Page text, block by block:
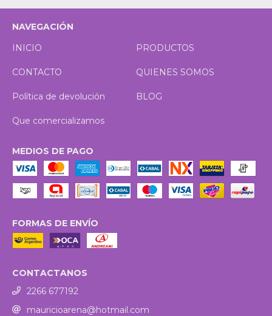
NAVEGACIÓN
INICIO
PRODUCTOS
CONTACTO QUIENES SOMOS
Política de devolución BLOG
Que comercializamos
MEDIOS DE PAGO
FORMAS DE ENVÍO
CONTACTANOS
2266 677192
mauricioarena@hotmail.com